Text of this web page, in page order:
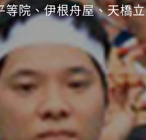
院、伊根舟屋、天橋立